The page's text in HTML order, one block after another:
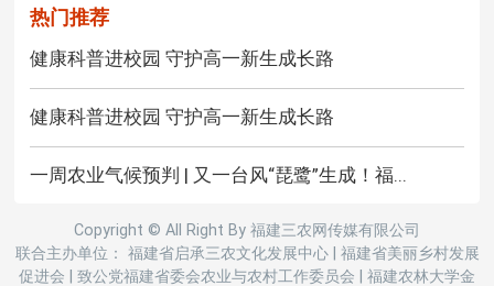
热门推荐
健康科普进校园 守护高一新生成长路
健康科普进校园 守护高一新生成长路
一周农业气候预判 | 又一台风“琵鹭”生成！福...
Copyright © All Right By 福建三农网传媒有限公司
联合主办单位： 福建省启承三农文化发展中心
福建省美丽乡村发展
促进会
致公党福建省委会农业与农村工作委员会
福建农林大学金